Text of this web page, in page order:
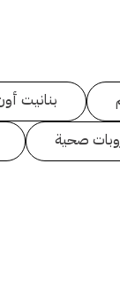
بنانيت
صحية